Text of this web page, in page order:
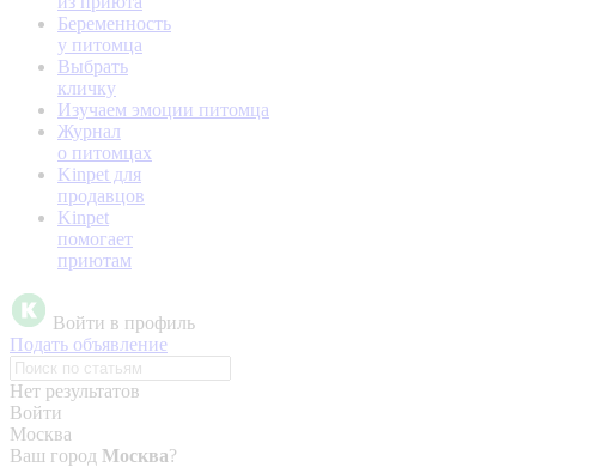
Беременность
у питомца
Выбрать
кличку
Изучаем эмоции питомца
Журнал
о питомцах
Kinpet для
продавцов
Kinpet
помогает
приютам
Войти в профиль
Подать объявление
Нет результатов
Войти
Москва
Ваш город Москва?